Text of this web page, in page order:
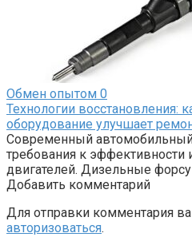
Обмен опытом 0
Технологии восстановления:
оборудование улучшает
Современный
требования к эффективности
двигателей. Дизельные
Добавить комментарий
Для отправки комментария
авторизоваться.